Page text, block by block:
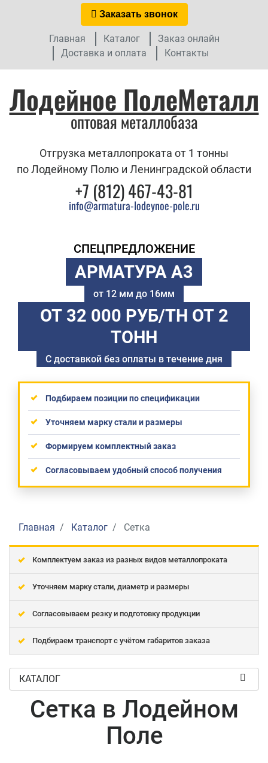
Заказать звонок
Главная Каталог
Заказ онлайн
Доставка и оплата
Контакты
Лодейное ПолеМеталл
оптовая металлобаза
Отгрузка металлопроката от 1 тонны
по Лодейному Полю и Ленинградской области
+7 (812) 467-43-81
info@armatura-lodeynoe-pole.ru
СПЕЦПРЕДЛОЖЕНИЕ
АРМАТУРА А3
от 12 мм до 16мм
ОТ 32 000 РУБ/ТН ОТ 2
ТОНН
С доставкой без оплаты в течение дня
Подбираем позиции по спецификации
Уточняем марку стали и размеры
Формируем комплектный заказ
Согласовываем удобный способ получения
Главная Каталог Сетка
Комплектуем заказ из разных видов металлопроката
Уточняем марку стали, диаметр и размеры
Согласовываем резку и подготовку продукции
Подбираем транспорт с учётом габаритов заказа
КАТАЛОГ
Сетка в Лодейном
Поле